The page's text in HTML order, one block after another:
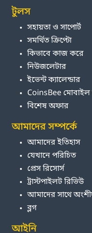
টুলস
সহায়তা ও সাপোর্ট
সমর্থিত ক্রিপ্টো
কিভাবে কাজ করে
নিউজলেটার
ইভেন্ট ক্যালেন্ডার
CoinsBee মোবাইল
বিশেষ অফার
আমাদের সম্পর্কে
আমাদের ইতিহাস
যেখানে পরিচিত
প্রেস রিসোর্স
ট্রাস্টপাইলট রিভিউ
আমাদের সাথে
ব্লগ
আইনি